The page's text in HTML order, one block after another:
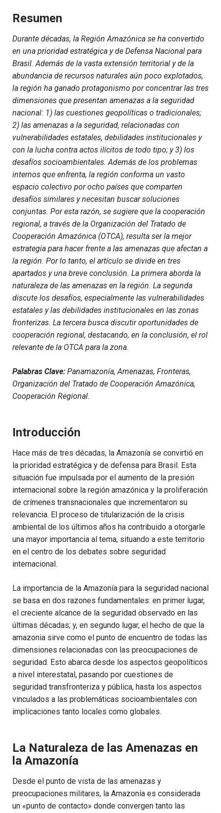
Resumen
Durante décadas, la Región Amazónica se ha convertido
en una prioridad estratégica y de Defensa Nacional para
Brasil. Además de la vasta extensión territorial y de la
abundancia de recursos naturales aún poco explotados,
la región ha ganado protagonismo por concentrar las tres
dimensiones que presentan amenazas a la seguridad
nacional: 1) las cuestiones geopolíticas o tradicionales;
2) las amenazas a la seguridad, relacionadas con
vulnerabilidades estatales, debilidades institucionales y
con la lucha contra actos ilícitos de todo tipo; y 3) los
desafíos socioambientales. Además de los problemas
internos que enfrenta, la región conforma un vasto
espacio colectivo por ocho países que comparten
desafíos similares y necesitan buscar soluciones
conjuntas. Por esta razón, se sugiere que la cooperación
regional, a través de la Organización del Tratado de
Cooperación Amazónica (OTCA), resulta ser la mejor
estrategia para hacer frente a las amenazas que afectan a
la región. Por lo tanto, el artículo se divide en tres
apartados y una breve conclusión. La primera aborda la
naturaleza de las amenazas en la región. La segunda
discute los desafíos, especialmente las vulnerabilidades
estatales y las debilidades institucionales en las zonas
fronterizas. La tercera busca discutir oportunidades de
cooperación regional, destacando, en la conclusión, el rol
relevante de la OTCA para la zona.
Palabras Clave: Panamazonía, Amenazas, Fronteras,
Organización del Tratado de Cooperación Amazónica,
Cooperación Regional.
Introducción
Hace más de tres décadas, la Amazonía se convirtió en
la prioridad estratégica y de defensa para Brasil. Esta
situación fue impulsada por el aumento de la presión
internacional sobre la región amazónica y la proliferación
de crímenes transnacionales que incrementaron su
relevancia. El proceso de titularización de la crisis
ambiental de los últimos años ha contribuido a otorgarle
una mayor importancia al tema, situando a este territorio
en el centro de los debates sobre seguridad
internacional.
La importancia de la Amazonía para la seguridad nacional
se basa en dos razones fundamentales: en primer lugar,
el creciente alcance de la seguridad observado en las
últimas décadas; y, en segundo lugar, el hecho de que la
amazonia sirve como el punto de encuentro de todas las
dimensiones relacionadas con las preocupaciones de
seguridad. Esto abarca desde los aspectos geopolíticos
a nivel interestatal, pasando por cuestiones de
seguridad transfronteriza y pública, hasta los aspectos
vinculados a las problemáticas socioambientales con
implicaciones tanto locales como globales.
La Naturaleza de las Amenazas en
la Amazonía
Desde el punto de vista de las amenazas y
preocupaciones militares, la Amazonía es considerada
un «punto de contacto» donde convergen tanto las